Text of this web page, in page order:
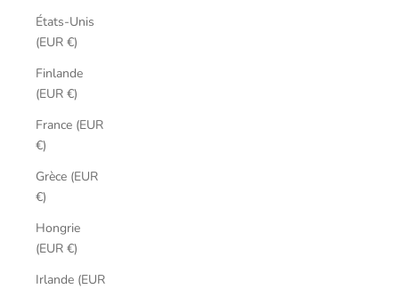
États-Unis
(EUR €)
Finlande
(EUR €)
France (EUR
€)
Grèce (EUR
€)
Hongrie
(EUR €)
Irlande (EUR